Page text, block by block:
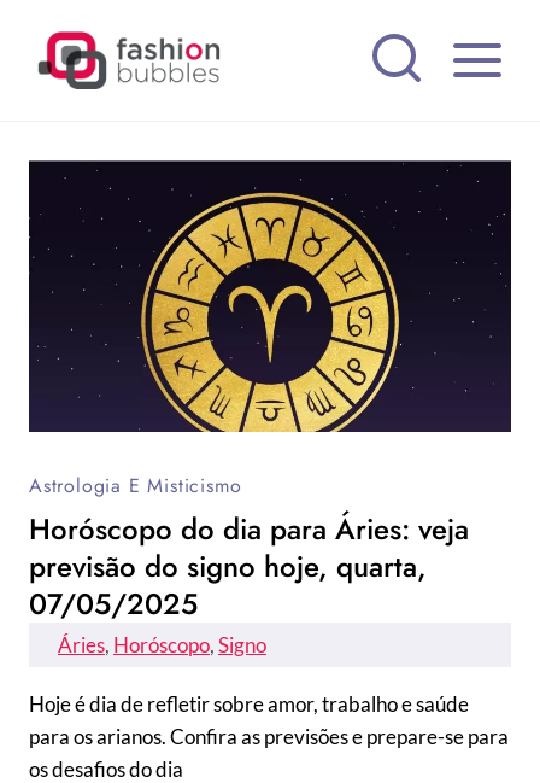
Astrologia E Misticismo
Horóscopo do dia para Áries: veja
previsão do signo hoje, quarta,
07/05/2025
Áries, Horóscopo, Signo
Hoje é dia de refletir sobre amor, trabalho e saúde
para os arianos. Confira as previsões e prepare-se para
os desafios do dia